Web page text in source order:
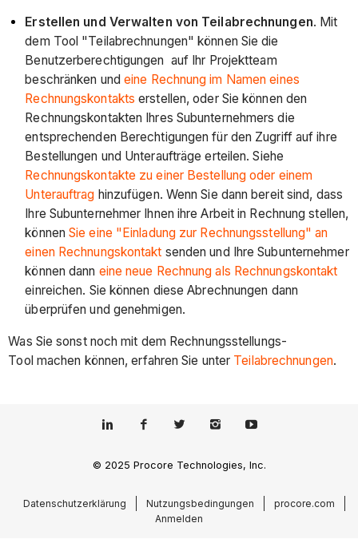
Erstellen und Verwalten von Teilabrechnungen. Mit
dem Tool "Teilabrechnungen" können Sie die
Benutzerberechtigungen auf Ihr Projektteam
beschränken und eine Rechnung im Namen eines
Rechnungskontakts erstellen, oder Sie können den
Rechnungskontakten Ihres Subunternehmers die
entsprechenden Berechtigungen für den Zugriff auf ihre
Bestellungen und Unteraufträge erteilen. Siehe
Rechnungskontakte zu einer Bestellung oder einem
Unterauftrag hinzufügen. Wenn Sie dann bereit sind, dass
Ihre Subunternehmer Ihnen ihre Arbeit in Rechnung stellen,
könnenSie eine "Einladung zur Rechnungsstellung" an
einen Rechnungskontakt senden und Ihre Subunternehmer
können dann eine neue Rechnung als Rechnungskontakt
einreichen. Sie können diese Abrechnungen dann
überprüfen und genehmigen.
Was Sie sonst noch mit dem Rechnungsstellungs-
Tool machen können, erfahren Sie unter Teilabrechnungen.
© 2025 Procore Technologies, Inc.
Datenschutzerklärung Nutzungsbedingungen
procore.com
Anmelden